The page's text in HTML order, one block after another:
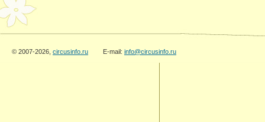
© 2007-2026, circusinfo.ru E-mail: info@circusinfo.ru